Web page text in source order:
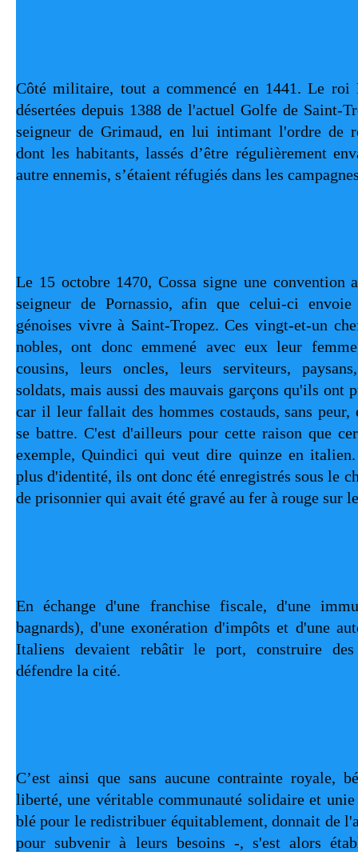
Côté militaire, tout a commencé en 1441. Le roi
désertées depuis 1388 de l'actuel Golfe de Saint-
seigneur de Grimaud, en lui intimant l'ordre de
dont les habitants, lassés d’être régulièrement
autre ennemis, s’étaient réfugiés dans les
Le 15 octobre 1470, Cossa signe une convention
seigneur de Pornassio, afin que celui-ci
génoises vivre à Saint-Tropez. Ces vingt-et-un
nobles, ont donc emmené avec eux leur
cousins, leurs oncles, leurs serviteurs,
soldats, mais aussi des mauvais garçons qu'ils ont
car il leur fallait des hommes costauds, sans peur,
se battre. C'est d'ailleurs pour cette raison que
exemple, Quindici qui veut dire quinze en italien.
plus d'identité, ils ont donc été enregistrés sous le
de prisonnier qui avait été gravé au fer à rouge sur
En échange d'une franchise fiscale, d'une
bagnards), d'une exonération d'impôts et d'une
Italiens devaient rebâtir le port, construire
défendre la cité.
C’est ainsi que sans aucune contrainte royale,
liberté, une véritable communauté solidaire et
blé pour le redistribuer équitablement, donnait de
pour subvenir à leurs besoins -, s'est alors